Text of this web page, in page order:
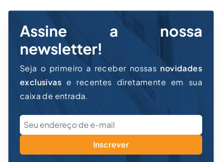
Assine a nossa
newsletter!
Seja o primeiro a receber nossas novidades
exclusivas e recentes diretamente em sua
caixa de entrada.
Inscrever